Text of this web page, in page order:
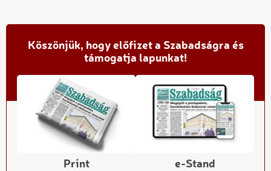
Köszönjük, hogy előfizet a Szabadságra és
támogatja lapunkat!
Print e-Stand